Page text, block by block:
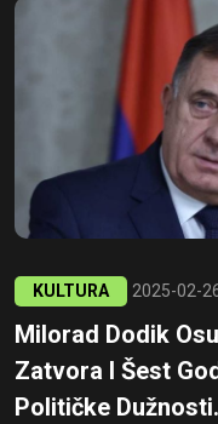
KULTURA 2025-02-
Milorad Dodik
Zatvora I Šest
Političke